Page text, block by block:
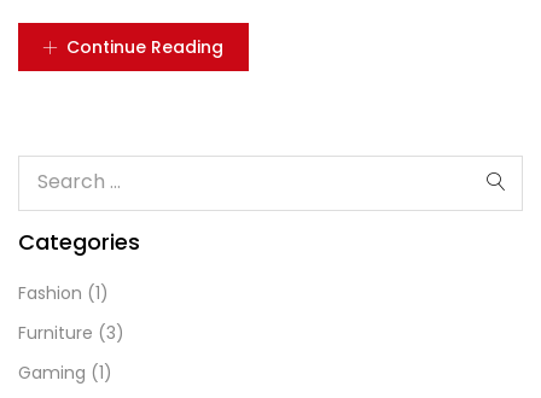
Continue Reading
Categories
Fashion (1)
Furniture (3)
Gaming (1)